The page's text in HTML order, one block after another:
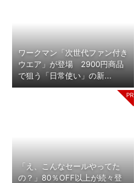
ワークマン「次世代ファン付き
ウエア」が登場 2900円商品
で狙う「日常使い」の新...
「え、こんなセールやってた
の？」80％OFF以上が続々登